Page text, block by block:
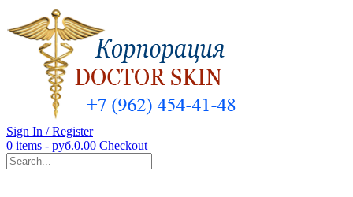
Sign In / Register
0 items - руб.0.00 Checkout